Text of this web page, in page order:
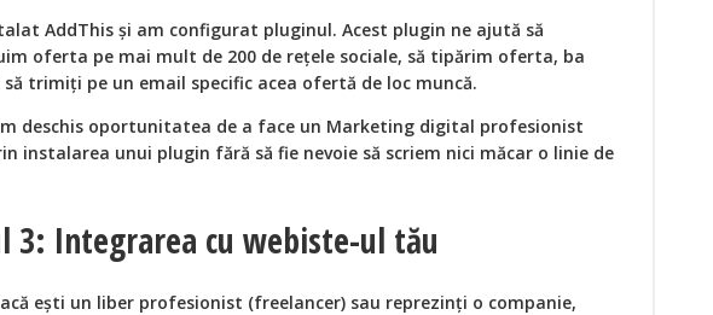
AddThis și am configurat pluginul. Acest plugin ne ajută să
oferta pe mai mult de 200 de rețele sociale, să tipărim oferta, ba
să trimiți pe un email specific acea ofertă de loc muncă.
deschis oportunitatea de a face un Marketing digital profesionist
instalarea unui plugin fără să fie nevoie să scriem nici măcar o linie de
3: Integrarea cu webiste-ul tău
eşti un liber profesionist (freelancer) sau reprezinți o companie,